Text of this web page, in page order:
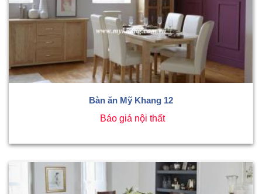
Bàn ăn Mỹ Khang 12
Báo giá nội thất